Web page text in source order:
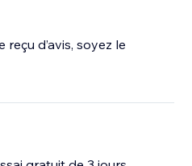
d’avis, soyez le